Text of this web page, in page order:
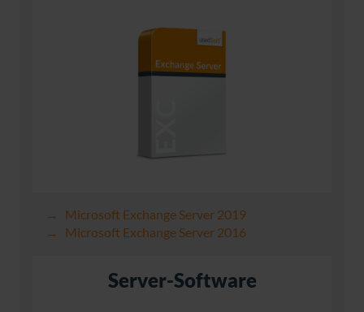
Microsoft Exchange Server 2019
Microsoft Exchange Server 2016
Server-Software